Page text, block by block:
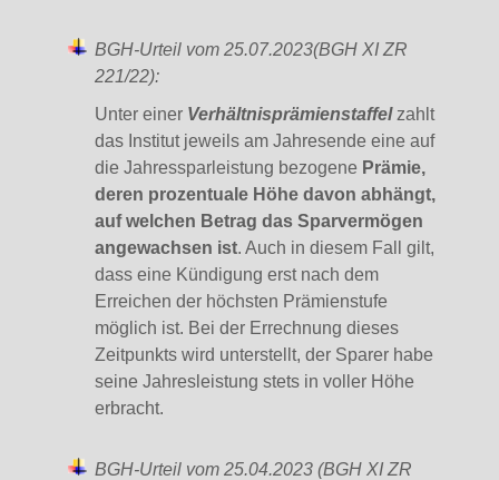
BGH-Urteil vom 25.07.2023(BGH XI ZR
221/22):
Unter einer Verhältnisprämienstaffelzahlt
das Institut jeweils am Jahresende eine auf
die Jahressparleistung bezogene Prämie,
deren prozentuale Höhe davon abhängt,
auf welchen Betrag das Sparvermögen
angewachsen ist. Auch in diesem Fall gilt,
dass eine Kündigung erst nach dem
Erreichen der höchsten Prämienstufe
möglich ist. Bei der Errechnung dieses
Zeitpunkts wird unterstellt, der Sparer habe
seine Jahresleistung stets in voller Höhe
erbracht.
BGH-Urteil vom 25.04.2023 (BGH XI ZR